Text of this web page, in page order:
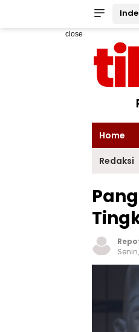
close
Home
Redaksi